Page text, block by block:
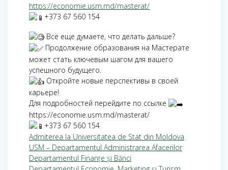
https://economie.usm.md/masterat/
+373 67 560 154
Всё еще думаете, что делать дальше?
Продолжение образования на Мастерате
может стать ключевым шагом для вашего
успешного будущего.
Откройте новые перспективы в своей
карьере!
Для подробностей перейдите по ссылке
https://economie.usm.md/masterat/
+373 67 560 154
Admiterea la Universitatea de Stat din Moldova
USM – Departamentul Administrarea Afacerilor
Departamentul Finanțe și Bănci